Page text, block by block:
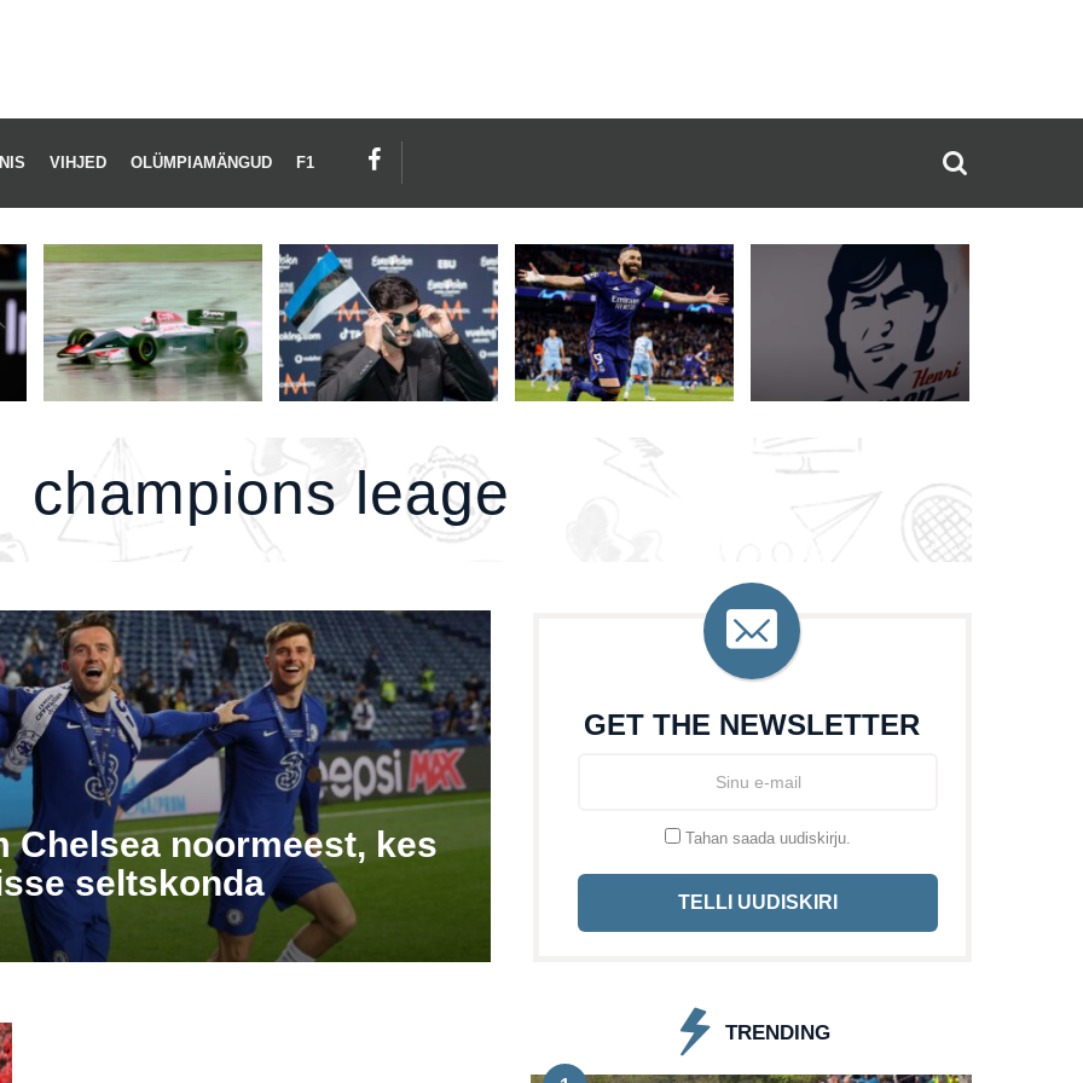
VIHJED OLÜMPIAMÄNGUD F1
champions leage
Chelsea noormeest, kes
seltskonda
GET THE NEWSLETTER
Tahan saada uudiskirju.
TELLI UUDISKIRI
TRENDING